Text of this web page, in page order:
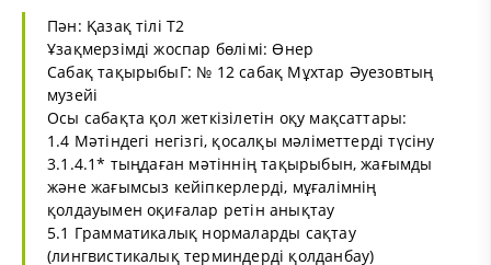
Пән: Қазақ тілі Т2
Ұзақмерзімді жоспар бөлімі: Өнер
Сабақ тақырыбыГ: № 12 сабақ Мұхтар Әуезовтың
музейі
Осы сабақта қол жеткізілетін оқу мақсаттары:
1.4 Мәтіндегі негізгі, қосалқы мәліметтерді түсіну
3.1.4.1* тыңдаған мәтіннің тақырыбын, жағымды
және жағымсыз кейіпкерлерді, мұғалімнің
қолдауымен оқиғалар ретін анықтау
5.1 Грамматикалық нормаларды сақтау
(лингвистикалық терминдерді қолданбау)